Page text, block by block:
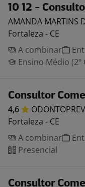
10 12 -
AMANDA MARTINS
Fortaleza - CE
A combinar
Ensino Médio (2º
Consultor
4,6
ODONTOPREV
Fortaleza - CE
A combinar
Presencial
Consultor